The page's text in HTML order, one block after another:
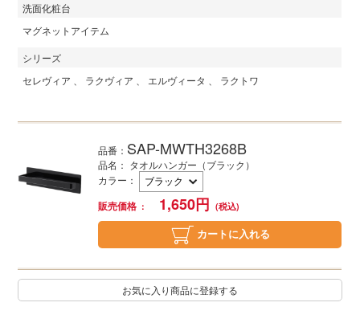
洗面化粧台
マグネットアイテム
シリーズ
セレヴィア
ラクヴィア エルヴィータ ラクトワ
品番： SAP-MWTH3268B
品名： タオルハンガー（ブラック）
カラー ：
販売価格
1,650円
カートに入れる
お気に入り商品に登録する